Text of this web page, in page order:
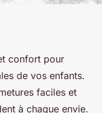
à
!
confort pour
de vos enfants.
faciles et
à chaque envie.